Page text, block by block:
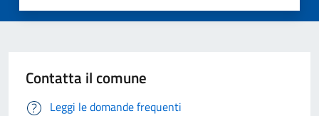
Contatta il comune
Leggi le domande frequenti